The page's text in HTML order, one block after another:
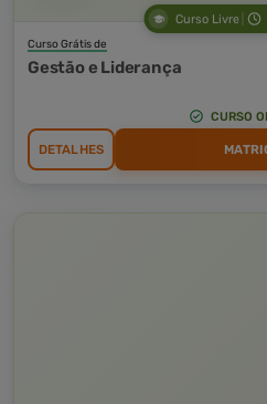
Curso Livre
Curso Grátis de
Gestão e Liderança
CURSO
DETALHES